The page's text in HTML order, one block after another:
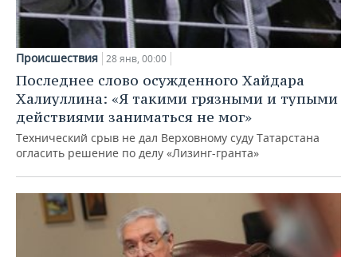
Происшествия 28 янв, 00:00
Последнее слово осужденного Хайдара
Халиуллина: «Я такими грязными и тупыми
действиями заниматься не мог»
Технический срыв не дал Верховному суду Татарстана
огласить решение по делу «Лизинг-гранта»